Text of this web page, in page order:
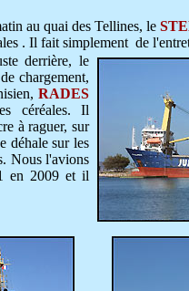
au quai des Tellines, le
. Il fait simplement de
le
chargement,
RADES
céréales. Il
à raguer, sur
déhale sur les
Nous l'avions
en 2009 et il